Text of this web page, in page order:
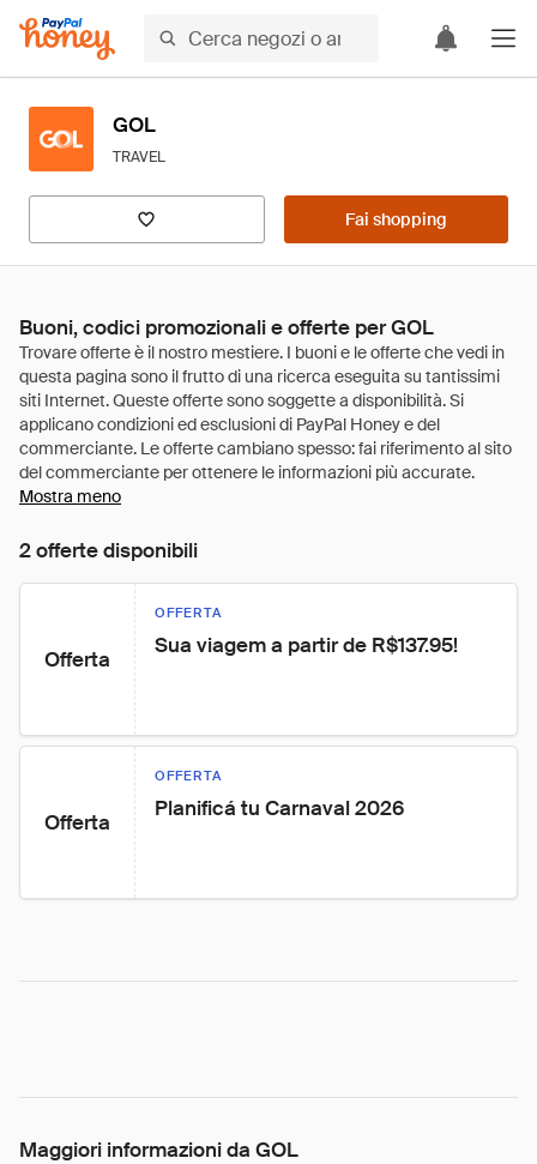
GOL
TRAVEL
Fai shopping
Buoni, codici promozionali e offerte per GOL
Mostra meno
2 offerte disponibili
Offerta
OFFERTA
Sua viagem a partir de R$137.95!
Offerta
OFFERTA
Planificá tu Carnaval 2026
Maggiori informazioni da GOL